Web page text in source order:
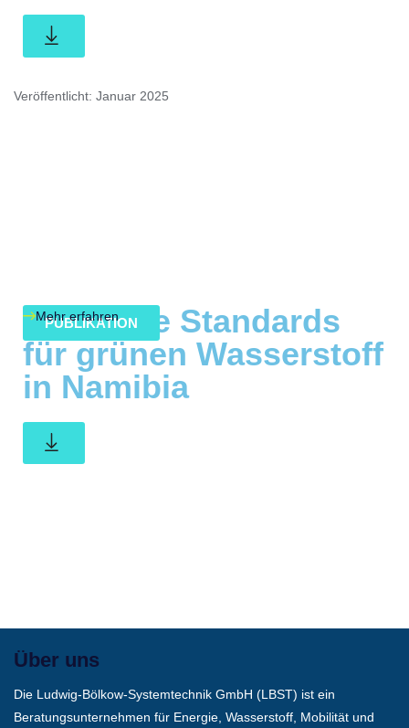
Veröffentlicht: Januar 2025
PUBLIKATION
Nationale Standards
für grünen Wasserstoff
in Namibia
Mehr erfahren
Über uns
Die Ludwig-Bölkow-Systemtechnik GmbH (LBST) ist ein
Beratungsunternehmen für Energie, Wasserstoff, Mobilität und